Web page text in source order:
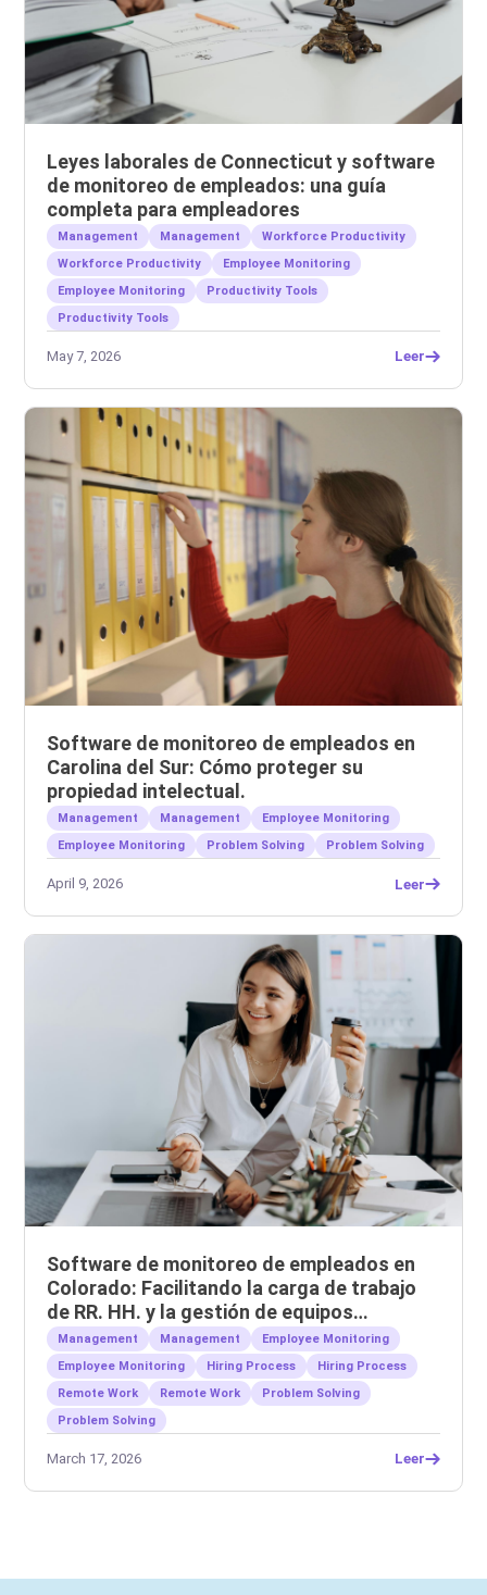
Leyes laborales de Connecticut y software
de monitoreo de empleados: una guía
completa para empleadores
Management Management
Workforce Productivity
Workforce Productivity
Employee Monitoring
Employee Monitoring
Productivity Tools
Productivity Tools
May 7, 2026 Leer
Software de monitoreo de empleados en
Carolina del Sur: Cómo proteger su
propiedad intelectual.
Management Management
Employee Monitoring
Employee Monitoring
Problem Solving Problem Solving
April 9, 2026 Leer
Software de monitoreo de empleados en
Colorado: Facilitando la carga de trabajo
de RR. HH. y la gestión de equipos
remotos.
Management Management
Employee Monitoring
Employee Monitoring
Hiring Process
Hiring Process
Remote Work
Remote Work
Problem Solving
Problem Solving
March 17, 2026 Leer